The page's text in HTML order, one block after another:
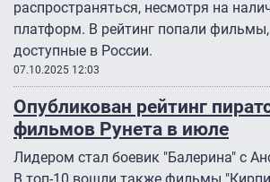
распространяться, несмотря на
платформ. В рейтинг попали
доступные в России.
07.10.2025 12:03
Опубликован рейтинг
фильмов Рунета в июле
Лидером стал боевик "Балерина" с